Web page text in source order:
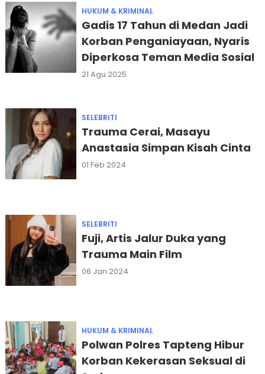
HUKUM & KRIMINAL
Gadis 17 Tahun di Medan Jadi
Korban Penganiayaan, Nyaris
Diperkosa Teman Media Sosial
21 Agu 2025
SELEBRITI
Trauma Cerai, Masayu
Anastasia Simpan Kisah Cinta
01 Feb 2024
SELEBRITI
Fuji, Artis Jalur Duka yang
Trauma Main Film
06 Jan 2024
HUKUM & KRIMINAL
Polwan Polres Tapteng Hibur
Korban Kekerasan Seksual di